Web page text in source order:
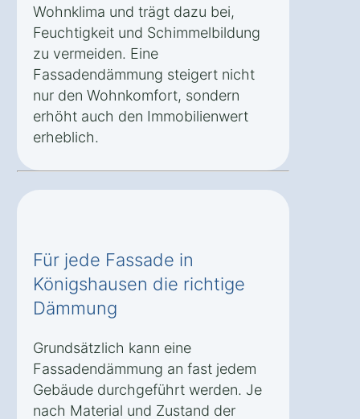
Wohnklima und trägt dazu bei,
Feuchtigkeit und Schimmelbildung
zu vermeiden. Eine
Fassadendämmung steigert nicht
nur den Wohnkomfort, sondern
erhöht auch den Immobilienwert
erheblich.
Für jede Fassade in
Königshausen die richtige
Dämmung
Grundsätzlich kann eine
Fassadendämmung an fast jedem
Gebäude durchgeführt werden. Je
nach Material und Zustand der